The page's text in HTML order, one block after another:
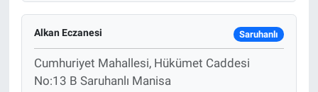
Alkan Eczanesi Saruhanlı
Cumhuriyet Mahallesi, Hükümet Caddesi
No:13 B Saruhanlı Manisa